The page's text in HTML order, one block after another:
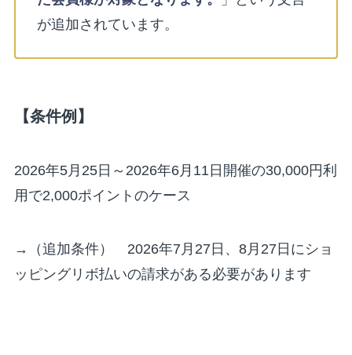
が追加されています。
【条件例】
2026年5月25日～2026年6月11日開催の30,000円利
用で2,000ポイントのケース
→（追加条件） 2026年7月27日、8月27日にショ
ッピングリボ払いの請求がある必要があります